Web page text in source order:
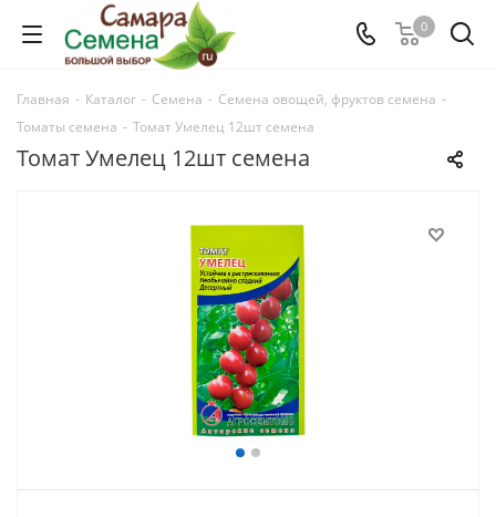
0
Главная - Каталог - Семена - Семена овощей, фруктов семена -
Томаты семена - Томат Умелец 12шт семена
Томат Умелец 12шт семена